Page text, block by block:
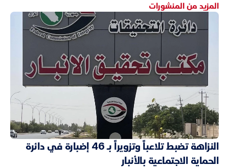
المزيد من المنشورات
النزاهة تضبط تلاعباً وتزويراً بـ 46 إضبارة في دائرة
الحماية الاجتماعية بالأنبار